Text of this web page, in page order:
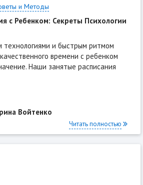
и Методы
с Ребенком: Секреты Психологии
и быстрым ритмом
времени с ребенком
Наши занятые расписания
Войтенко
Читать полностью